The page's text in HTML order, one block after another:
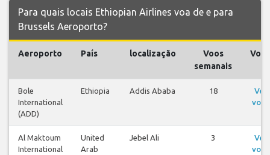
Para quais locais Ethiopian Airlines voa de e para
Brussels Aeroporto?
Aeroporto País localização
Voos
semanais
Voos
Bole
International
(ADD)
Ethiopia Addis Ababa 18
Ver
voos
Al Maktoum
International
United
Arab
Jebel Ali 3
Ver
voos